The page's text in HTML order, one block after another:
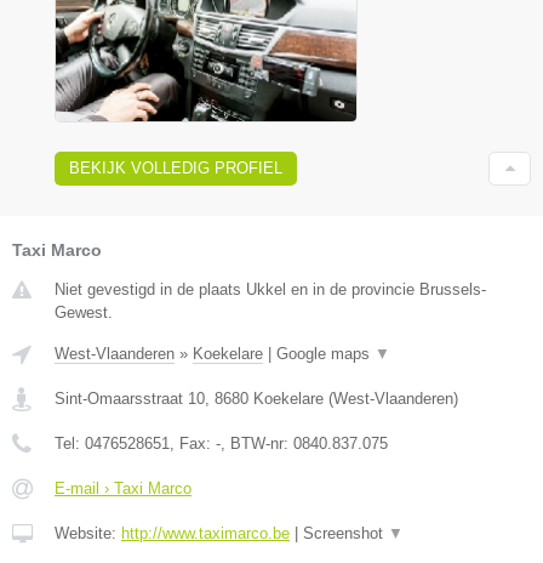
BEKIJK VOLLEDIG PROFIEL
Taxi Marco
Niet gevestigd in de plaats Ukkel en in de provincie Brussels-
Gewest.
West-Vlaanderen » Koekelare Google maps ▼
Sint-Omaarsstraat 10, 8680 Koekelare (West-Vlaanderen)
Tel: 0476528651, Fax: -, BTW-nr: 0840.837.075
E-mail › Taxi Marco
Website: http://www.taximarco.be Screenshot ▼